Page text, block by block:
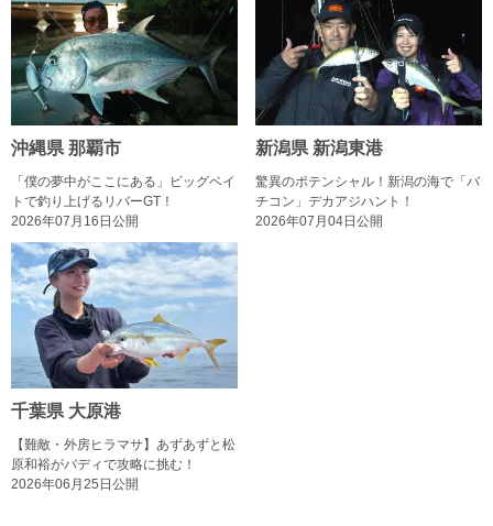
沖縄県 那覇市
「僕の夢中がここにある」ビッグベイ
トで釣り上げるリバーGT！
2026年07月16日公開
新潟県 新潟東港
驚異のポテンシャル！新潟の海で「バ
チコン」デカアジハント！
2026年07月04日公開
千葉県 大原港
【難敵・外房ヒラマサ】あずあずと松
原和裕がバディで攻略に挑む！
2026年06月25日公開